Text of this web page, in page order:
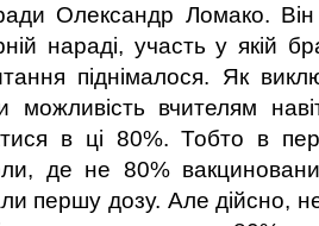
ради Олександр Ломако.
нараді, участь у якій
піднімалося. Як
можливість вчителям
в ці 80%. Тобто в
де не 80%
першу дозу. Але дійсно,